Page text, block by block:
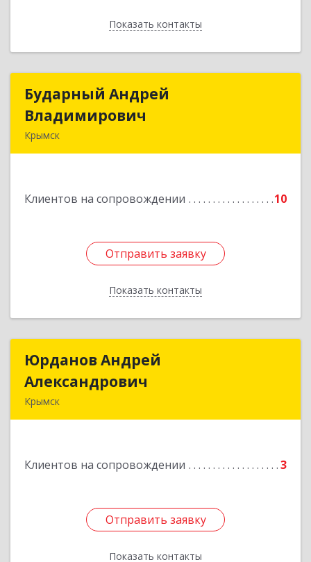
Показать контакты
Назад
Бударный Андрей
Владимирович
Крымск
Клиентов на сопровождении 10
Отправить заявку
Показать контакты
Бударный Андрей
Подробнее
Отправить заявку
Назад
Юрданов Андрей
Александрович
Крымск
Клиентов на сопровождении 3
Отправить заявку
Показать контакты
Юрданов Андрей
Подробнее
Отправить заявку
Назад